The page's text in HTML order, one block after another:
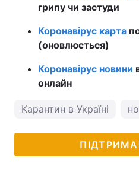
грипу чи застуди
Коронавірус карта
(оновлюється)
Коронавірус новини
онлайн
Карантин в Україні